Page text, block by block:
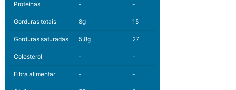
Proteínas - -
Gorduras totais 8g 15
Gorduras saturadas 5,8g 27
Colesterol - -
Fibra alimentar - -